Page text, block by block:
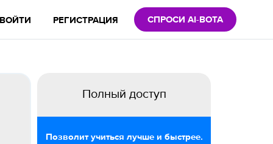
ВОЙТИ РЕГИСТРАЦИЯ СПРОСИ AI-BOTA
Полный доступ
Позволит учиться лучше и быстрее.